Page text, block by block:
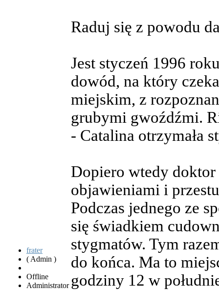
frater
( Admin )
Offline
Administrator
Raduj się z powodu
Jest styczeń 1996
dowód, na który
miejskim, z
grubymi gwoźdźmi.
- Catalina otrzymała
Dopiero wtedy
objawieniami i
Podczas jednego ze
się świadkiem
stygmatów. Tym
do końca. Ma to
godziny 12 w